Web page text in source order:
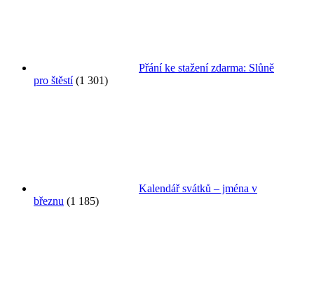
Přání ke stažení zdarma: Slůně
pro štěstí (1 301)
Kalendář svátků – jména v
březnu (1 185)